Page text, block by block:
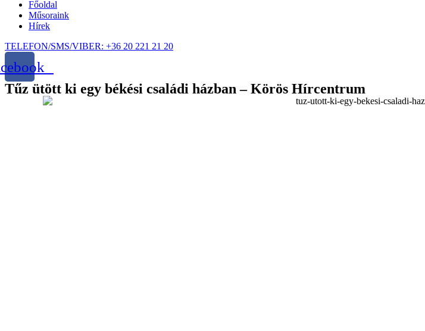
Főoldal
Műsoraink
Hírek
TELEFON/SMS/VIBER: +36 20 221 21 20
Tűz ütött ki egy békési családi házban – Körös Hírcentrum